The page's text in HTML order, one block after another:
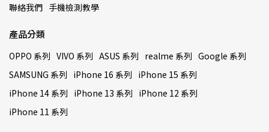
聯絡我們 手機檢測教學
產品分類
OPPO 系列 VIVO 系列 ASUS 系列 realme 系列 Google 系列
SAMSUNG 系列 iPhone 16 系列 iPhone 15 系列
iPhone 14 系列 iPhone 13 系列 iPhone 12 系列
iPhone 11 系列